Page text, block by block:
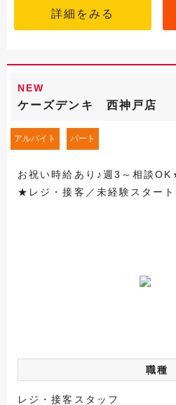
詳細をみる
NEW
ケーズデンキ 西神戸店
アルバイト パート
お祝い時給あり♪週3～相談
★レジ・接客／未経験スタート
職種
レジ・接客スタッフ